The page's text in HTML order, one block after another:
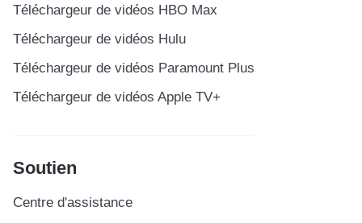
Téléchargeur de vidéos HBO Max
Téléchargeur de vidéos Hulu
Téléchargeur de vidéos Paramount Plus
Téléchargeur de vidéos Apple TV+
Soutien
Centre d'assistance